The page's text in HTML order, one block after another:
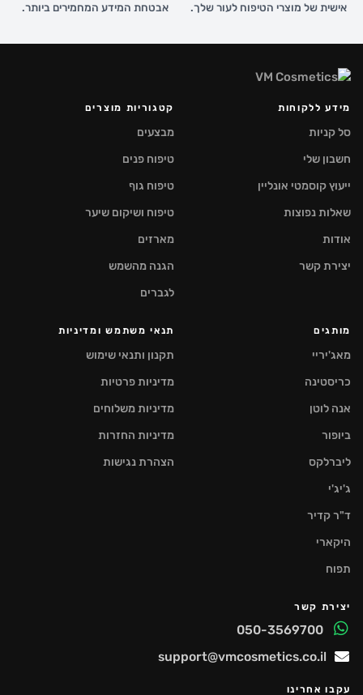
אישית של מוצרי הטיפוח לעור שלך.
אבטחת המידע המחמירים ביותר.
מידע ללקוחות
סל קניות
חשבון שלי
ייעוץ קוסמטי אונליין
שאלות נפוצות
אודות
יצירת קשר
קטגוריות מוצרים
מבצעים
טיפוח פנים
טיפוח גוף
טיפוח ושיקום שיער
מארזים
הגנה מהשמש
לגברים
מותגים
מאג'יריי
כריסטינה
אנה לוטן
ביופור
ליברלקס
ג'יג'י
ד"ר קדיר
היקארי
תפוח
תנאי משתמש ומדיניות
תקנון ותנאי שימוש
מדיניות פרטיות
מדיניות משלוחים
מדיניות החזרות
הצהרת נגישות
יצירת קשר
support@vmcosmetics.co.il
עקבו אחרינו